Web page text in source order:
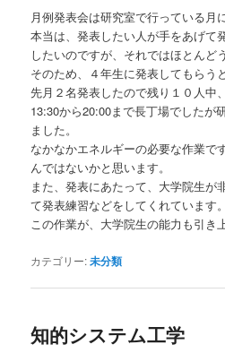
月例発表会は研究室で行っている月
本当は、発表したい人が手をあげて
したいのですが、それではほとんど
そのため、４年生に発表してもらう
先月２名発表したので残り１０人中
13:30から20:00まで長丁場でしたが
ました。
なかなかエネルギーの必要な作業で
んではないかと思います。
また、発表にあたって、大学院生が
て発表練習などをしてくれています。
この作業が、大学院生の能力も引き
カテゴリー:未分類
知的システム工学